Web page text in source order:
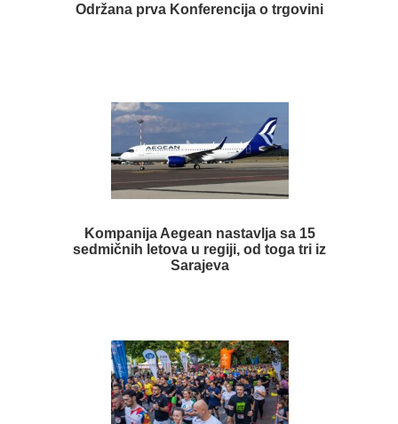
Održana prva Konferencija o trgovini
Kompanija Aegean nastavlja sa 15
sedmičnih letova u regiji, od toga tri iz
Sarajeva